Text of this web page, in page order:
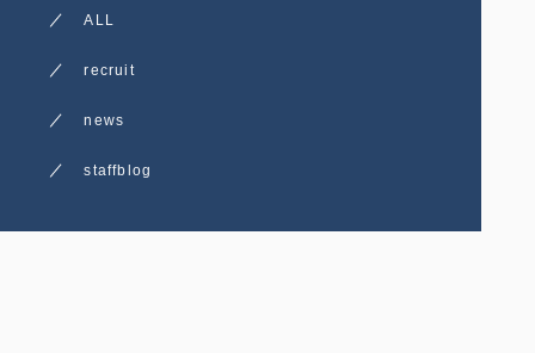
ALL
recruit
news
staffblog